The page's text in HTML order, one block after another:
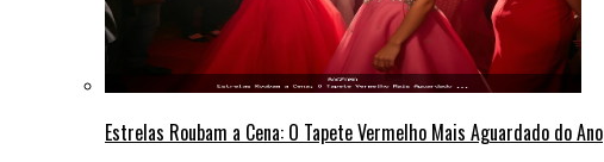
Estrelas Roubam a Cena: O Tapete Vermelho Mais Aguardado do Ano